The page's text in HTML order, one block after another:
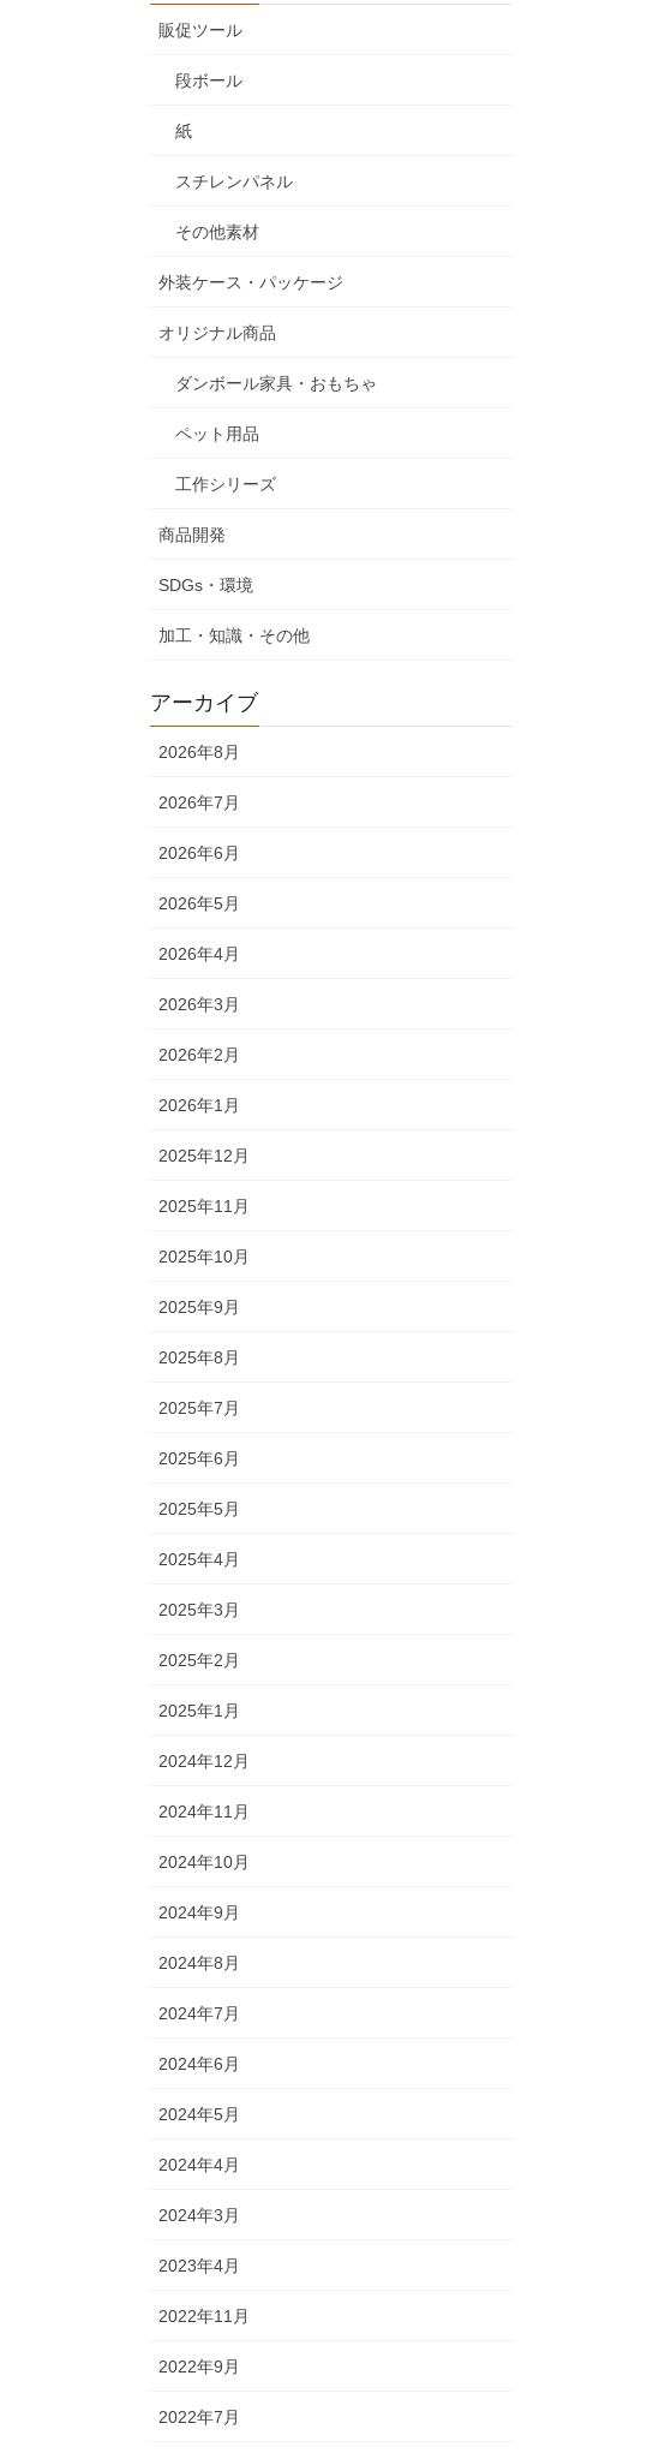
販促ツール
段ボール
紙
スチレンパネル
その他素材
外装ケース・パッケージ
オリジナル商品
ダンボール家具・おもちゃ
ペット用品
工作シリーズ
商品開発
SDGs・環境
加工・知識・その他
アーカイブ
2026年8月
2026年7月
2026年6月
2026年5月
2026年4月
2026年3月
2026年2月
2026年1月
2025年12月
2025年11月
2025年10月
2025年9月
2025年8月
2025年7月
2025年6月
2025年5月
2025年4月
2025年3月
2025年2月
2025年1月
2024年12月
2024年11月
2024年10月
2024年9月
2024年8月
2024年7月
2024年6月
2024年5月
2024年4月
2024年3月
2023年4月
2022年11月
2022年9月
2022年7月